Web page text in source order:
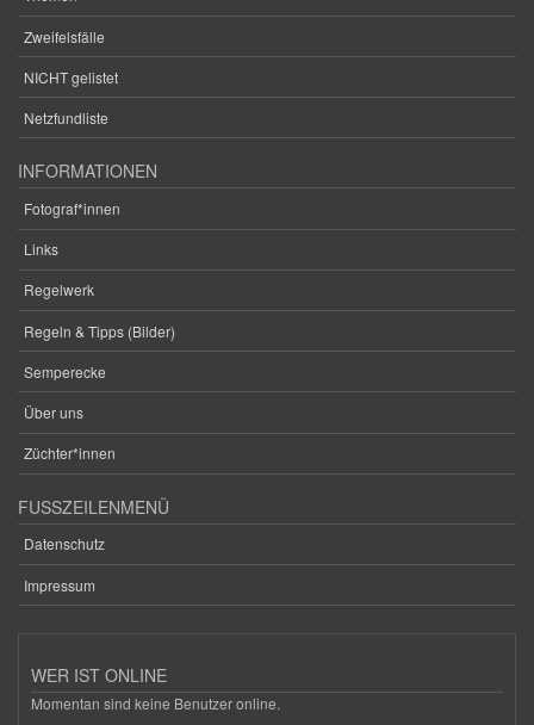
Zweifelsfälle
NICHT gelistet
Netzfundliste
INFORMATIONEN
Fotograf*innen
Links
Regelwerk
Regeln & Tipps (Bilder)
Semperecke
Über uns
Züchter*innen
FUSSZEILENMENÜ
Datenschutz
Impressum
WER IST ONLINE
Momentan sind keine Benutzer online.